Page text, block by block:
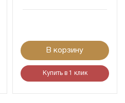
В корзину
Купить в 1 клик